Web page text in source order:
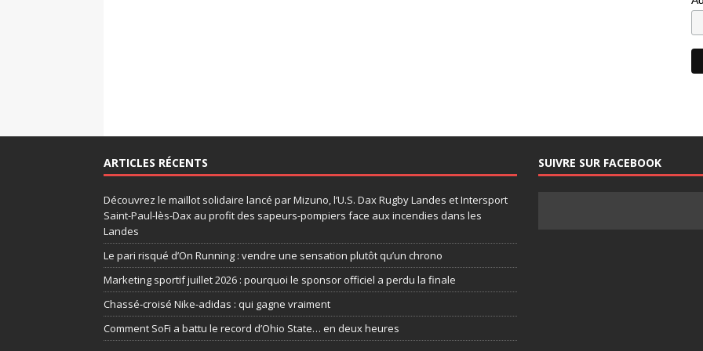
ARTICLES RÉCENTS
Découvrez le maillot solidaire lancé par Mizuno, l’U.S. Dax Rugby Landes et Intersport
Saint-Paul-lès-Dax au profit des sapeurs-pompiers face aux incendies dans les
Landes
Le pari risqué d’On Running : vendre une sensation plutôt qu’un chrono
Marketing sportif juillet 2026 : pourquoi le sponsor officiel a perdu la finale
Chassé-croisé Nike-adidas : qui gagne vraiment
Comment SoFi a battu le record d’Ohio State… en deux heures
SUIVRE SUR FACEBOOK